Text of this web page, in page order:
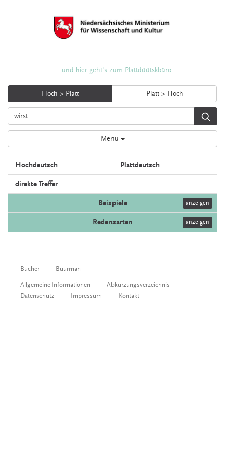
... und hier geht's zum Plattdüütskbüro
Hoch > Platt Platt > Hoch
Menü
Hochdeutsch Plattdeutsch
direkte Treffer
Beispiele anzeigen
Redensarten anzeigen
Bücher Buurman
Allgemeine Informationen
Abkürzungsverzeichnis
Datenschutz
Impressum Kontakt